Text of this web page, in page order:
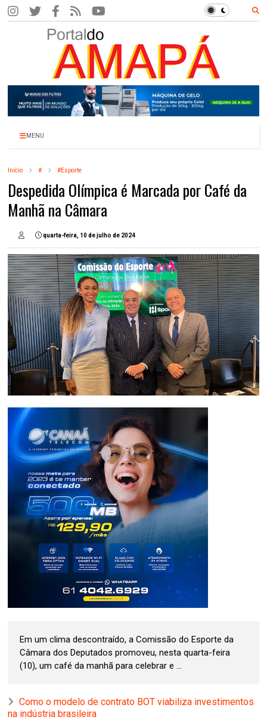
MENU
Início # #Esporte
Despedida Olímpica é Marcada por Café da
Manhã na Câmara
quarta-feira, 10 de julho de 2024
Em um clima descontraído, a Comissão do Esporte da
Câmara dos Deputados promoveu, nesta quarta-feira
(10), um café da manhã para celebrar e ...
Como o modelo de contrato BOT viabiliza investimentos
na indústria brasileira